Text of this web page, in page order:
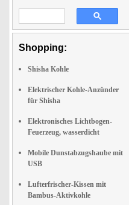
Shopping:
Shisha Kohle
Elektrischer Kohle-Anzünder
für Shisha
Elektronisches Lichtbogen-
Feuerzeug, wasserdicht
Mobile Dunstabzugshaube mit
USB
Lufterfrischer-Kissen mit
Bambus-Aktivkohle